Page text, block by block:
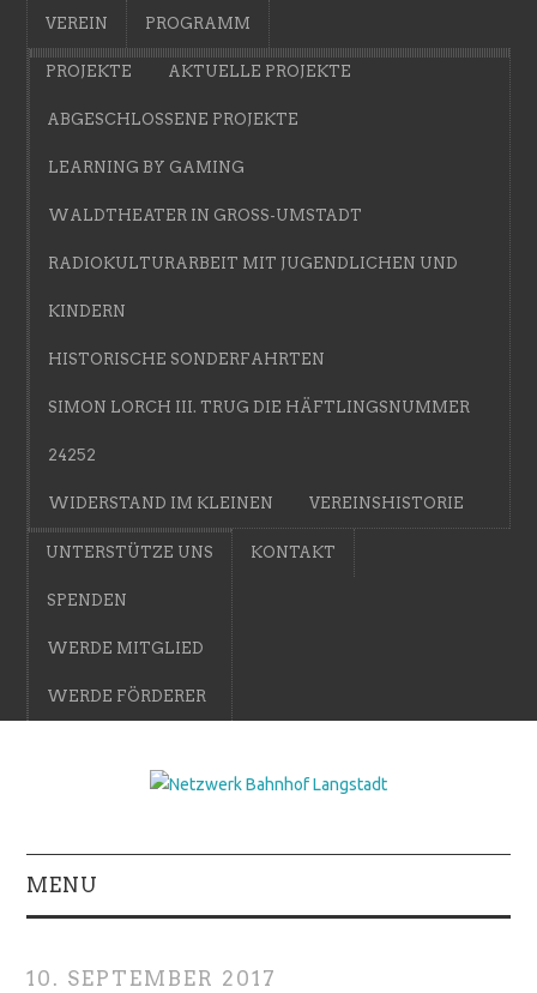
VEREIN PROGRAMM
PROJEKTE AKTUELLE PROJEKTE
ABGESCHLOSSENE PROJEKTE
LEARNING BY GAMING
WALDTHEATER IN GROSS-UMSTADT
RADIOKULTURARBEIT MIT JUGENDLICHEN UND
KINDERN
HISTORISCHE SONDERFAHRTEN
SIMON LORCH III. TRUG DIE HÄFTLINGSNUMMER
24252
WIDERSTAND IM KLEINEN VEREINSHISTORIE
UNTERSTÜTZE UNS
SPENDEN
WERDE MITGLIED
WERDE FÖRDERER
KONTAKT
MENU
10. SEPTEMBER 2017